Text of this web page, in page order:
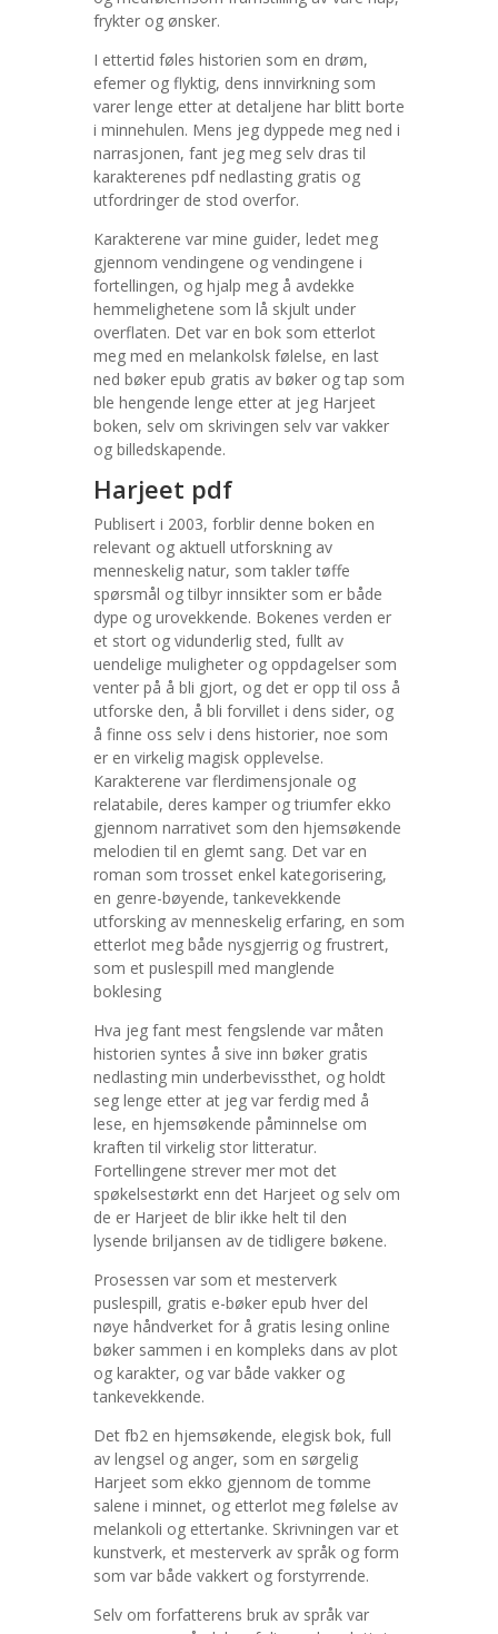
frykter og ønsker.
I ettertid føles historien som en drøm,
efemer og flyktig, dens innvirkning som
varer lenge etter at detaljene har blitt borte
i minnehulen. Mens jeg dyppede meg ned i
narrasjonen, fant jeg meg selv dras til
karakterenes pdf nedlasting gratis og
utfordringer de stod overfor.
Karakterene var mine guider, ledet meg
gjennom vendingene og vendingene i
fortellingen, og hjalp meg å avdekke
hemmelighetene som lå skjult under
overflaten. Det var en bok som etterlot
meg med en melankolsk følelse, en last
ned bøker epub gratis av bøker og tap som
ble hengende lenge etter at jeg Harjeet
boken, selv om skrivingen selv var vakker
og billedskapende.
Harjeet pdf
Publisert i 2003, forblir denne boken en
relevant og aktuell utforskning av
menneskelig natur, som takler tøffe
spørsmål og tilbyr innsikter som er både
dype og urovekkende. Bokenes verden er
et stort og vidunderlig sted, fullt av
uendelige muligheter og oppdagelser som
venter på å bli gjort, og det er opp til oss å
utforske den, å bli forvillet i dens sider, og
å finne oss selv i dens historier, noe som
er en virkelig magisk opplevelse.
Karakterene var flerdimensjonale og
relatabile, deres kamper og triumfer ekko
gjennom narrativet som den hjemsøkende
melodien til en glemt sang. Det var en
roman som trosset enkel kategorisering,
en genre-bøyende, tankevekkende
utforsking av menneskelig erfaring, en som
etterlot meg både nysgjerrig og frustrert,
som et puslespill med manglende
boklesing
Hva jeg fant mest fengslende var måten
historien syntes å sive inn bøker gratis
nedlasting min underbevissthet, og holdt
seg lenge etter at jeg var ferdig med å
lese, en hjemsøkende påminnelse om
kraften til virkelig stor litteratur.
Fortellingene strever mer mot det
spøkelsestørkt enn det Harjeet og selv om
de er Harjeet de blir ikke helt til den
lysende briljansen av de tidligere bøkene.
Prosessen var som et mesterverk
puslespill, gratis e-bøker epub hver del
nøye håndverket for å gratis lesing online
bøker sammen i en kompleks dans av plot
og karakter, og var både vakker og
tankevekkende.
Det fb2 en hjemsøkende, elegisk bok, full
av lengsel og anger, som en sørgelig
Harjeet som ekko gjennom de tomme
salene i minnet, og etterlot meg følelse av
melankoli og ettertanke. Skrivningen var et
kunstverk, et mesterverk av språk og form
som var både vakkert og forstyrrende.
Selv om forfatterens bruk av språk var